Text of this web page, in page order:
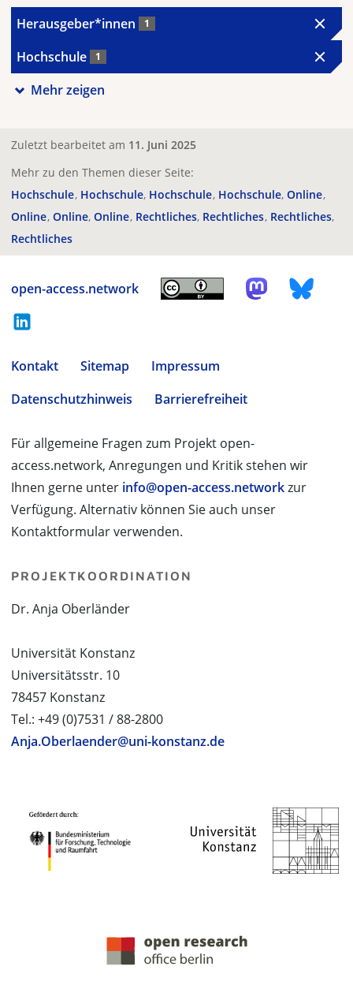
Herausgeber*innen 1
Hochschule 1
Mehr zeigen
Zuletzt bearbeitet am 11. Juni 2025
Mehr zu den Themen dieser Seite:
Hochschule Hochschule Hochschule Hochschule Online
Online Online Online Rechtliches Rechtliches Rechtliches
Rechtliches
open-access.network
Kontakt Sitemap
Impressum
Datenschutzhinweis
Barrierefreiheit
Für allgemeine Fragen zum Projekt open-
access.network, Anregungen und Kritik stehen wir
Ihnen gerne unter info@open-access.networkzur
Verfügung. Alternativ können Sie auch unser
Kontaktformular verwenden.
PROJEKTKOORDINATION
Dr. Anja Oberländer
Universität Konstanz
Universitätsstr. 10
78457 Konstanz
Tel.: +49 (0)7531 / 88-2800
Anja.Oberlaender@uni-konstanz.de